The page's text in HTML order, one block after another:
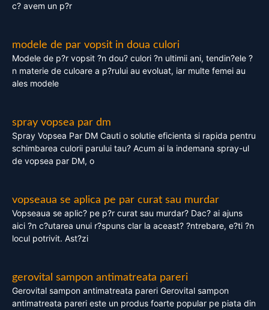
c? avem un p?r
modele de par vopsit in doua culori
Modele de p?r vopsit ?n dou? culori ?n ultimii ani, tendin?ele ?
n materie de culoare a p?rului au evoluat, iar multe femei au
ales modele
spray vopsea par dm
Spray Vopsea Par DM Cauti o solutie eficienta si rapida pentru
schimbarea culorii parului tau? Acum ai la indemana spray-ul
de vopsea par DM, o
vopseaua se aplica pe par curat sau murdar
Vopseaua se aplic? pe p?r curat sau murdar? Dac? ai ajuns
aici ?n c?utarea unui r?spuns clar la aceast? ?ntrebare, e?ti ?n
locul potrivit. Ast?zi
gerovital sampon antimatreata pareri
Gerovital sampon antimatreata pareri Gerovital sampon
antimatreata pareri este un produs foarte popular pe piata din